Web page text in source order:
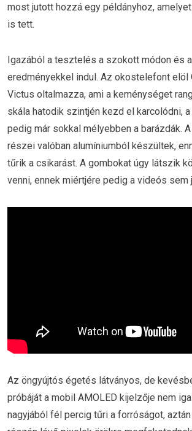
most jutott hozzá egy példányhoz,
is tett.
Igazából a tesztelés a szokott módon és
eredményekkel indul. Az okostelefont elöl
Victus oltalmazza, ami a keménységet
skála hatodik szintjén kezd el karcolódni,
pedig már sokkal mélyebben a barázdák.
részei valóban alumíniumból készültek,
tűrik a csikarást. A gombokat úgy látszik
venni, ennek miértjére pedig a videós sem
Az öngyújtós égetés látványos, de
próbáját a mobil AMOLED kijelzője nem
nagyjából fél percig tűri a forróságot,